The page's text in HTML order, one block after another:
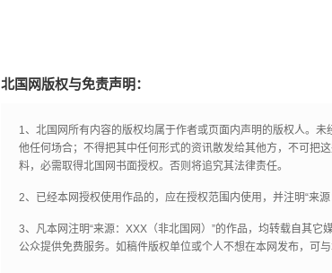
北国网版权与免责声明：
1、北国网所有内容的版权均属于作者或页面内声明的版权人。
他任何场合；不得把其中任何形式的资讯散发给其他方，不可把
料，必需取得北国网书面授权。否则将追究其法律责任。
2、已经本网授权使用作品的，应在授权范围内使用，并注明“来
3、凡本网注明“来源：XXX（非北国网）”的作品，均转载自其
公众提供免费服务。如稿件版权单位或个人不想在本网发布，可